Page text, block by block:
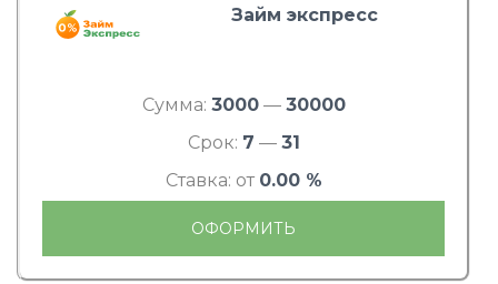
Займ экспресс
Сумма: 3000— 30000
Срок: 7 — 31
Ставка: от 0.00 %
ОФОРМИТЬ